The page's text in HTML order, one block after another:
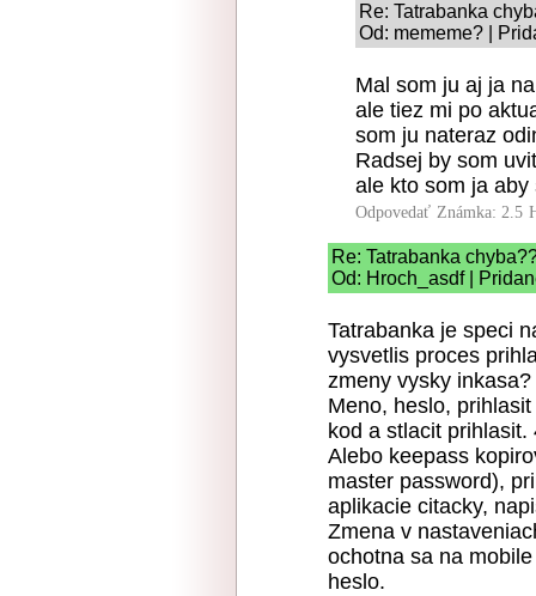
Re: Tatrabanka
Od: mememe? |
Mal som ju aj ja
ale tiez mi po
som ju nateraz
Radsej by som
ale kto som ja
Odpovedať Známka: 2.5
Re: Tatrabanka
Od: Hroch_asdf |
Tatrabanka je speci
vysvetlis proces
zmeny vysky inkasa?
Meno, heslo,
kod a stlacit
Alebo keepass
master password),
aplikacie citacky,
Zmena v
ochotna sa na
heslo.